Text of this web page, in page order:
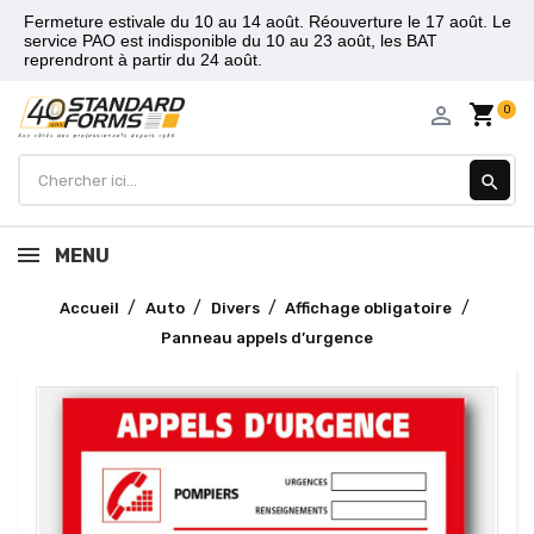
Fermeture estivale du 10 au 14 août. Réouverture le 17 août. Le
service PAO est indisponible du 10 au 23 août, les BAT
reprendront à partir du 24 août.
shopping_cart 0
person_outline
search
MENU
Accueil Auto Divers
Affichage obligatoire
Panneau appels d’urgence